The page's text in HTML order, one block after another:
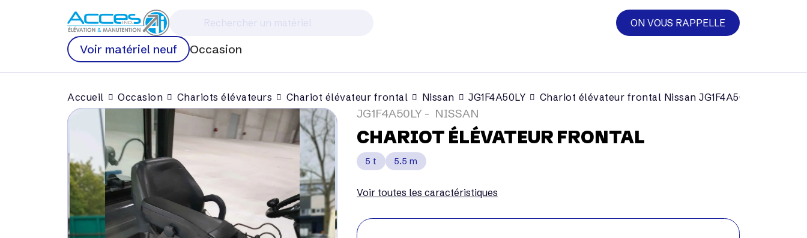
ON VOUS RAPPELLE
Voir matériel neuf Occasion
Accueil Occasion Chariots élévateurs Chariot élévateur frontal Nissan JG1F4A50LY Chariot élévateur frontal Nissan JG1F4A50LY
CHARIOT ÉLÉVATEUR FRONTAL
NISSAN
JG1F4A50LY
5 t 5.5 m
Voir toutes les caractéristiques